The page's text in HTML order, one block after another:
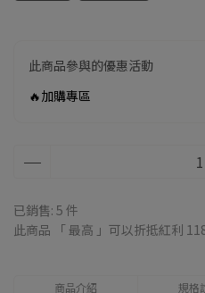
此商品參與的優惠活動
🔥加購專區
已銷售: 5 件
此商品 「 最高 」可以折抵紅利
商品介紹 規格